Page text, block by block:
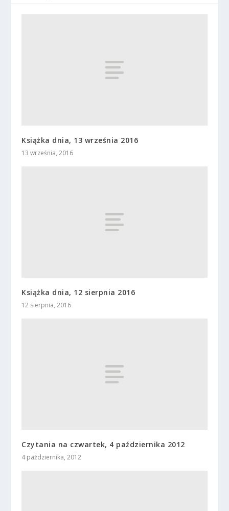
Książka dnia, 13 września 2016
13 września, 2016
Książka dnia, 12 sierpnia 2016
12 sierpnia, 2016
Czytania na czwartek, 4 października 2012
4 października, 2012